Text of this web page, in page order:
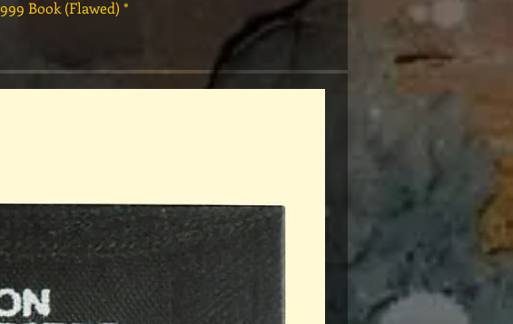
* Rap Tees: A Collection of Hip-Hop T-Shirts 1980-1999 Book (Flawed)